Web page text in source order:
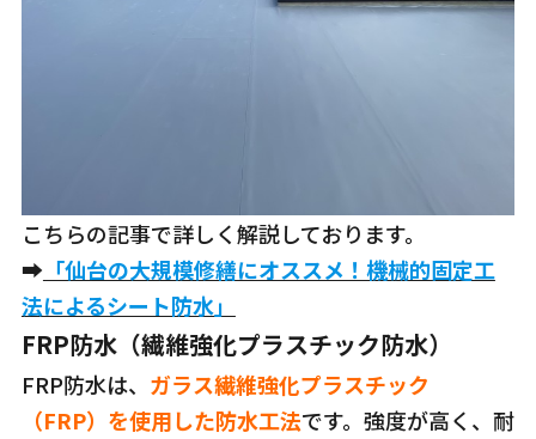
こちらの記事で詳しく解説しております。
➡ 「仙台の大規模修繕にオススメ！機械的固定工
法によるシート防水」
FRP防水（繊維強化プラスチック防水）
FRP防水は、 ガラス繊維強化プラスチック
（FRP）を使用した防水工法です。強度が高く、耐